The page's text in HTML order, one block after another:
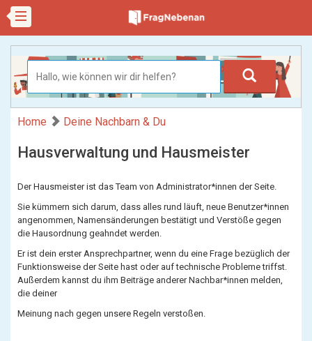
Home Deine Nachbarn & Du
Hausverwaltung und Hausmeister
Der Hausmeister ist das Team von Administrator*innen der Seite.
Sie kümmern sich darum, dass alles rund läuft, neue Benutzer*innen
angenommen, Namensänderungen bestätigt und Verstöße gegen
die Hausordnung geahndet werden.
Er ist dein erster Ansprechpartner, wenn du eine Frage bezüglich der
Funktionsweise der Seite hast oder auf technische Probleme triffst.
Außerdem kannst du ihm Beiträge anderer Nachbar*innen melden,
die deiner
Meinung nach gegen unsere Regeln verstoßen.